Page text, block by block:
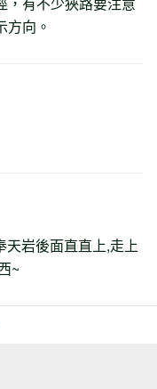
方向。
岩後面直直上,走上
~